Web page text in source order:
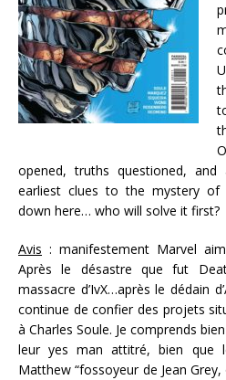
opened, truths questioned,
earliest clues to the mystery of
down here… who will solve it first?
Avis : manifestement Marvel
Après le désastre que fut
massacre d’IvX…après le dédain
continue de confier des projets
à Charles Soule. Je comprends
leur yes man attitré, bien que
Matthew “fossoyeur de Jean